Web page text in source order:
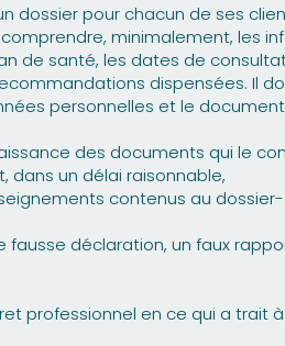
dossier pour chacun de ses
minimalement, les
de santé, les dates de
dispensées. Il
personnelles et le
des documents qui le
dans un délai raisonnable,
contenus au
fausse déclaration, un faux
professionnel en ce qui a trait